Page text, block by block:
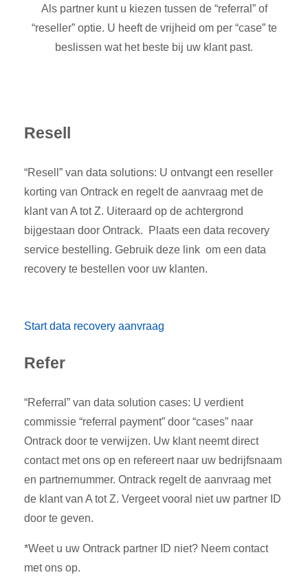
Als partner kunt u kiezen tussen de “referral” of
“reseller” optie. U heeft de vrijheid om per “case” te
beslissen wat het beste bij uw klant past.
Resell
“Resell” van data solutions: U ontvangt een reseller
korting van Ontrack en regelt de aanvraag met de
klant van A tot Z. Uiteraard op de achtergrond
bijgestaan door Ontrack. Plaats een data recovery
service bestelling. Gebruik deze link om een data
recovery te bestellen voor uw klanten.
Start data recovery aanvraag
Refer
“Referral” van data solution cases: U verdient
commissie “referral payment” door “cases” naar
Ontrack door te verwijzen. Uw klant neemt direct
contact met ons op en refereert naar uw bedrijfsnaam
en partnernummer. Ontrack regelt de aanvraag met
de klant van A tot Z. Vergeet vooral niet uw partner ID
door te geven.
*Weet u uw Ontrack partner ID niet? Neem contact
met ons op.